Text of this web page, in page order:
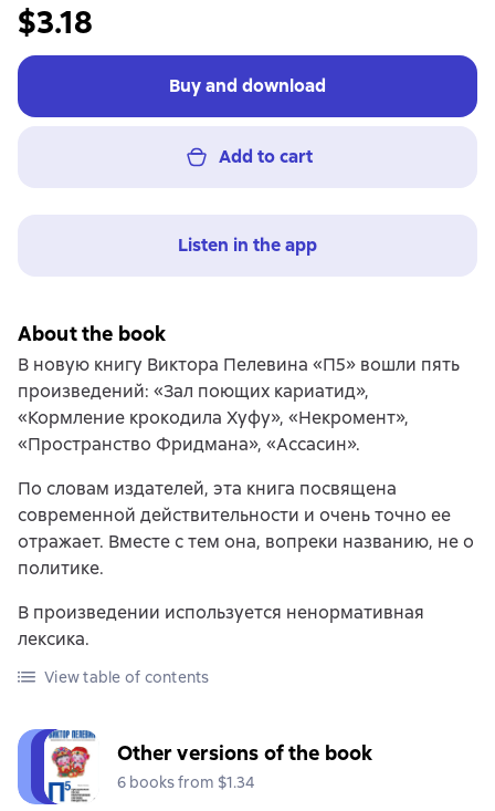
$3.18
Buy and download
Add to cart
Listen in the app
About the book
В новую книгу Виктора Пелевина «П5» вошли пять
произведений: «Зал поющих кариатид»,
«Кормление крокодила Хуфу», «Некромент»,
«Пространство Фридмана», «Ассасин».
По словам издателей, эта книга посвящена
современной действительности и очень точно ее
отражает. Вместе с тем она, вопреки названию, не о
политике.
В произведении используется ненормативная
лексика.
View table of contents
Other versions of the book
6 books from $1.34